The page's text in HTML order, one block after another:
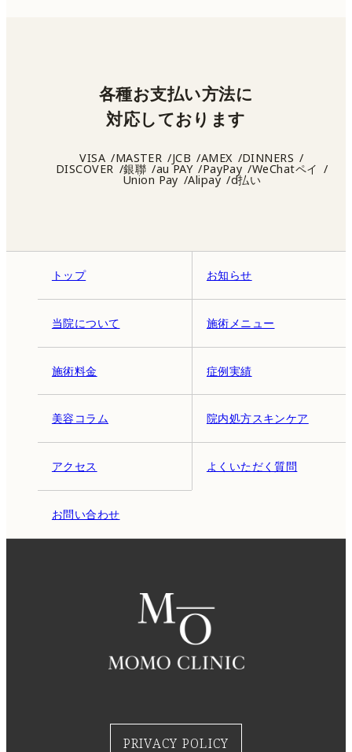
トップ お知らせ
当院について 施術メニュー
施術料金 症例実績
美容コラム 院内処方スキンケア
アクセス よくいただく質問
お問い合わせ
各種お支払い方法に
対応しております
VISA MASTER JCB AMEX DINNERS
DISCOVER 銀聯 au PAY PayPay WeChatペイ
Union Pay Alipay d払い
PRIVACY POLICY